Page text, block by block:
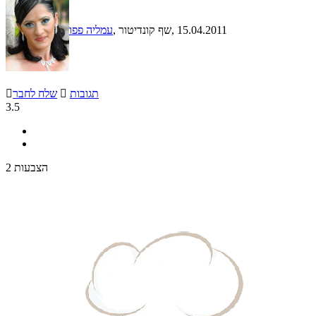
עמליה פפו , שף קונדיטור, 15.04.2011
שלח לחבר  תגובות
3.5
2 הצבעות